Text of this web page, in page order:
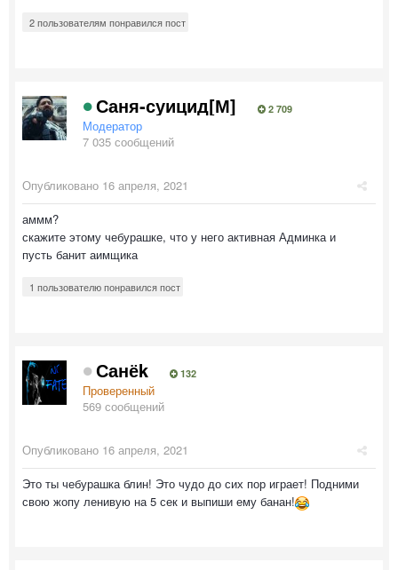
2 пользователям понравился пост
Саня-суицид[М] 2 709
Модератор
7 035 сообщений
Опубликовано 16 апреля, 2021
аммм?
скажите этому чебурашке, что у него активная Админка и
пусть банит аимщика
1 пользователю понравился пост
Санёk 132
Проверенный
569 сообщений
Опубликовано 16 апреля, 2021
Это ты чебурашка блин! Это чудо до сих пор играет! Подними
свою жопу ленивую на 5 сек и выпиши ему банан!